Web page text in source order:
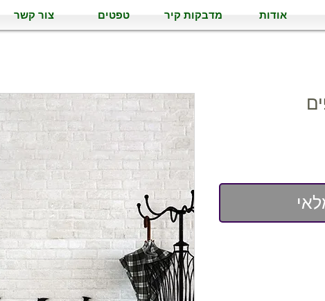
אודות מדבקות קיר טפטים צור קשר